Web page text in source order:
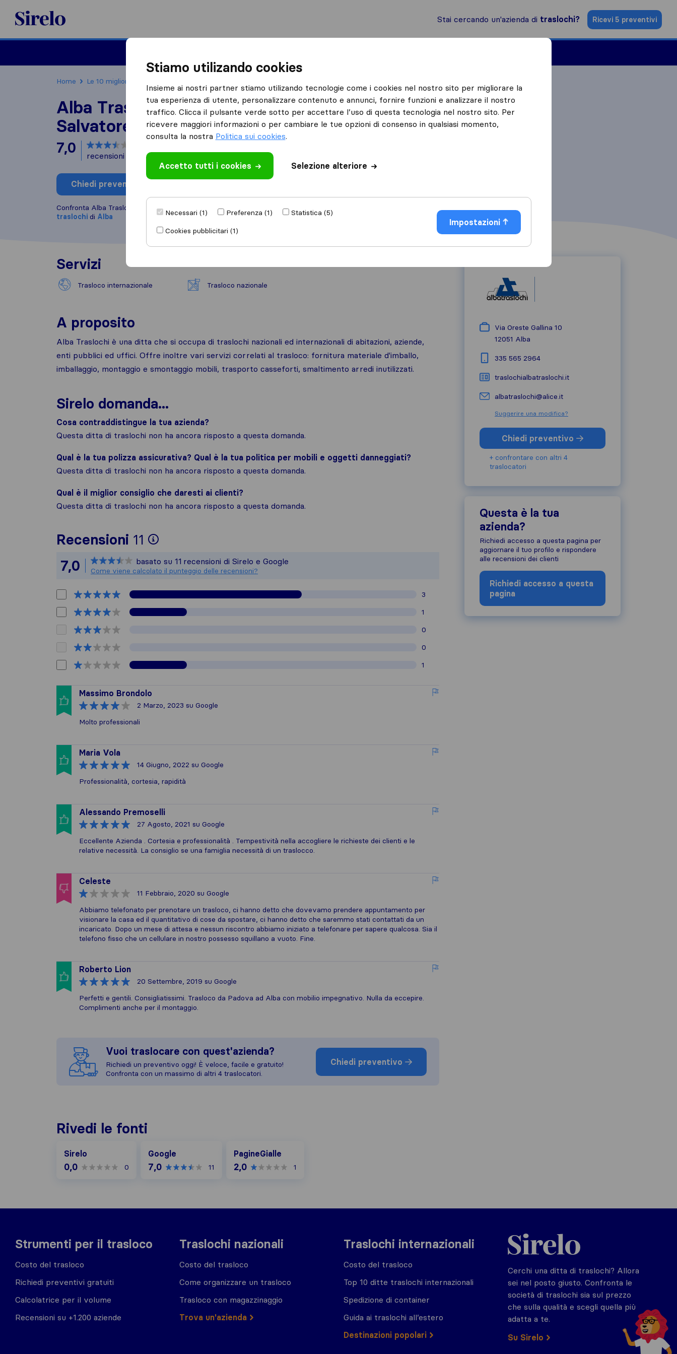
Sirelo.it
Stai cercando un'azienda di traslochi? Ricevi 5 preventivi
Home Le 10 migliori aziende di traslochi in Italia
Alba Traslochi di Paratore
Salvatore
7,0
recensioni di Sirelo e Google
Chiedi preventivo
Confronta Alba Traslochi di Paratore Salvatore con altre
traslochi di Alba
Servizi
Trasloco internazionale Trasloco nazionale
A proposito
Alba Traslochi è una ditta che si occupa di traslochi nazionali ed internazionali di abitazioni, aziende,
enti pubblici ed uffici. Offre inoltre vari servizi correlati al trasloco: fornitura materiale d'imballo,
imballaggio, montaggio e smontaggio mobili, trasporto casseforti, smaltimento arredi inutilizzati.
Sirelo domanda...
Cosa contraddistingue la tua azienda?
Questa ditta di traslochi non ha ancora risposto a questa domanda.
Qual è la tua polizza assicurativa? Qual è la tua politica per mobili e oggetti danneggiati?
Questa ditta di traslochi non ha ancora risposto a questa domanda.
Qual è il miglior consiglio che daresti ai clienti?
Questa ditta di traslochi non ha ancora risposto a questa domanda.
Recensioni 11
Per avere un quadro più completo della reputazione dell'azienda, abbiamo raccolto
Sirelo non è responsabile degli standard di pubblicazione di altre fonti.
Tutte le recensioni raccolte su Sirelo sono soggette alle nostre linee guida sulle
7,0 basato su 11 recensioni di Sirelo e Google
Come viene calcolato il punteggio delle recensioni?
3
1
0
0
1
Massimo Brondolo
2 Marzo, 2023 su Google
Molto professionali
Maria Vola
14 Giugno, 2022 su Google
Professionalità, cortesia, rapidità
Alessando Premoselli
27 Agosto, 2021 su Google
Eccellente Azienda . Cortesia e professionalità . Tempestività nella accogliere le richieste dei clienti e le
relative necessità. La consiglio se una famiglia necessità di un traslocco.
Celeste
11 Febbraio, 2020 su Google
Abbiamo telefonato per prenotare un trasloco, ci hanno detto che dovevamo prendere appuntamento per
visionare la casa ed il quantitativo di cose da spostare, ci hanno detto che saremmo stati contattati da un
incaricato. Dopo un mese di attesa e nessun riscontro abbiamo iniziato a telefonare per sapere qualcosa. Sia il
telefono fisso che un cellulare in nostro possesso squillano a vuoto. Fine.
Roberto Lion
20 Settembre, 2019 su Google
Perfetti e gentili. Consigliatissimi. Trasloco da Padova ad Alba con mobilio impegnativo. Nulla da eccepire.
Complimenti anche per il montaggio.
Vuoi traslocare con quest'azienda?
Richiedi un preventivo oggi! È veloce, facile e gratuito!
Confronta con un massimo di altri 4 traslocatori.
Chiedi preventivo
Via Oreste Gallina 10
12051 Alba
335 565 2964
traslochialbatraslochi.it
albatraslochi@alice.it
Suggerire una modifica?
Chiedi preventivo
+ confrontare con altri 4
traslocatori
Questa è la tua
azienda?
Richiedi accesso a questa pagina per
aggiornare il tuo profilo e rispondere
alle recensioni dei clienti
Richiedi accesso a questa
pagina
Rivedi le fonti
Sirelo
0,0 0
Google
7,0 11
PagineGialle
2,0 1
Strumenti per il trasloco
Costo del trasloco
Richiedi preventivi gratuiti
Calcolatrice per il volume
Recensioni su +1.200 aziende
Traslochi nazionali
Costo del trasloco
Come organizzare un trasloco
Trasloco con magazzinaggio
Trova un'azienda
Traslochi internazionali
Costo del trasloco
Top 10 ditte traslochi internazionali
Spedizione di container
Guida ai traslochi all’estero
Destinazioni popolari
Sirelo.it
Cerchi una ditta di traslochi? Allora
sei nel posto giusto. Confronta le
società di traslochi sia sul prezzo
che sulla qualità e scegli quella più
adatta a te.
Su Sirelo
Stiamo utilizando cookies
Insieme ai nostri partner stiamo utilizando tecnologie come i cookies nel nostro sito per migliorare la
tua esperienza di utente, personalizzare contenuto e annunci, fornire funzioni e analizzare il nostro
traffico. Clicca il pulsante verde sotto per accettare l’uso di questa tecnologia nel nostro sito. Per
ricevere maggiori informazioni o per cambiare le tue opzioni di consenso in qualsiasi momento,
consulta la nostra Politica sui cookies.
Accetto tutti i cookies Selezione alteriore
Necessari (1) Preferenza (1)
Statistica (5)
Cookies pubblicitari (1)
Impostazioni